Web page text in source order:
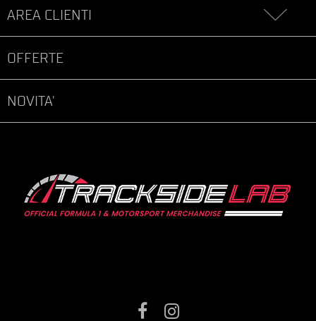
AREA CLIENTI
OFFERTE
NOVITA'
Facebook